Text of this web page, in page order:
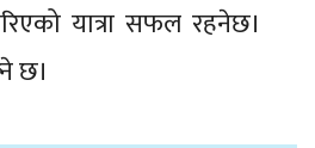
यात्रा सफल रहनेछ।
छ।